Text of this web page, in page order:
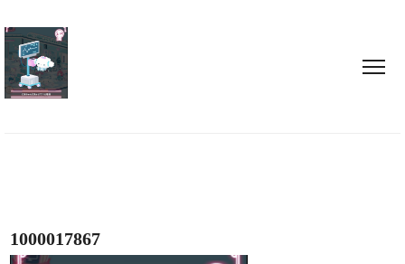
1000017867